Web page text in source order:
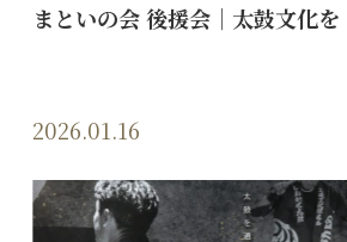
まといの会 後援会｜太鼓文化を
2026.01.16